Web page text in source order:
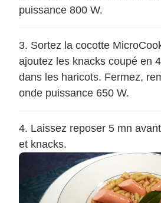
puissance 800 W.
Sortez la cocotte
ajoutez les knacks coupé en
dans les haricots. Fermez,
onde puissance 650 W.
Laissez reposer 5 mn
et knacks.